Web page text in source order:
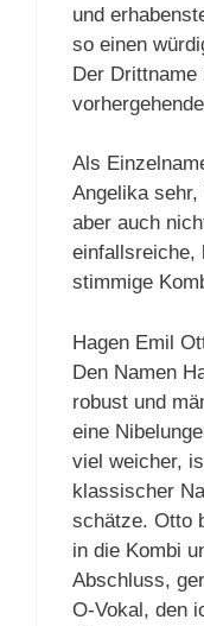
und
so einen
Der Drittname
Als
Angelika
aber auch
einfallsreiche,
stimmige
Hagen Emil
Den Namen
robust und
eine
viel weicher,
klassischer
schätze. Otto
in die Kombi
Abschluss,
O-Vokal, den